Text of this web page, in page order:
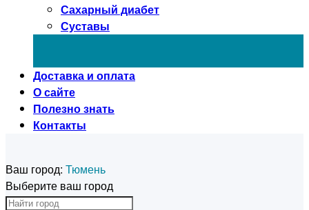
Сахарный диабет
Суставы
Доставка и оплата
О сайте
Полезно знать
Контакты
Ваш город: Тюмень
Выберите ваш город